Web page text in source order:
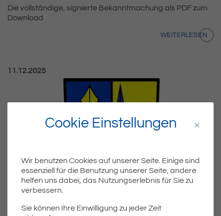
Die vollständige, signierte Bekanntmachung als PDF zum
Download
WEITERLESEN
Veröffentlicht am:
11.12.2025
2025
Cookie Einstellungen
Wir benutzen Cookies auf unserer Seite. Einige sind
essenziell für die Benutzung unserer Seite, andere
helfen uns dabei, das Nutzungserlebnis für Sie zu
verbessern.
Sie können Ihre Einwilligung zu jeder Zeit